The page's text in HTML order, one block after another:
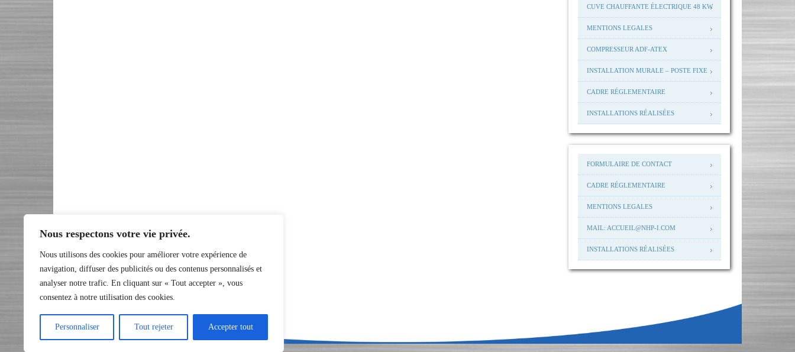
Nous respectons votre vie privée.
Nous utilisons des cookies pour améliorer votre expérience de
navigation, diffuser des publicités ou des contenus personnalisés et
analyser notre trafic. En cliquant sur « Tout accepter », vous
consentez à notre utilisation des cookies.
Personnaliser Tout rejeter Accepter tout
CUVE CHAUFFANTE ÉLECTRIQUE 48 KW
MENTIONS LEGALES
COMPRESSEUR ADF-ATEX
INSTALLATION MURALE – POSTE FIXE
CADRE RÉGLEMENTAIRE
INSTALLATIONS RÉALISÉES
FORMULAIRE DE CONTACT
CADRE RÉGLEMENTAIRE
MENTIONS LEGALES
MAIL: ACCUEIL@NHP-I.COM
INSTALLATIONS RÉALISÉES